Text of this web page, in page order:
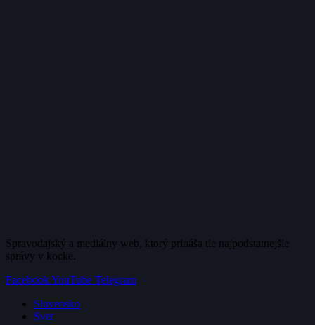
Spravodajský a mediálny web, ktorý prináša tie najpodstatnejšie
správy v kocke.
FacebookYouTube Telegram
Slovensko
Svet